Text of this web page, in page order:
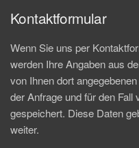
Kontaktformular
Wenn Sie uns per
werden Ihre Angaben aus
von Ihnen dort
der Anfrage und für den
gespeichert. Diese Daten
weiter.